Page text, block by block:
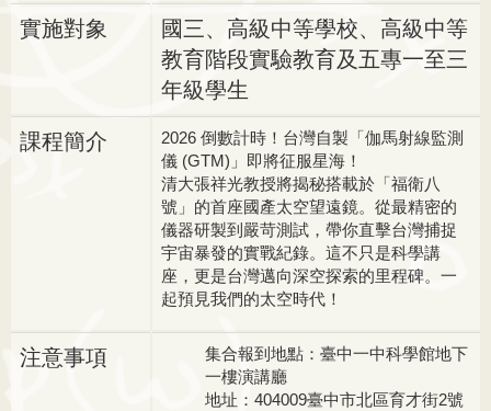
實施對象
國三、高級中等學校、高級中等
教育階段實驗教育及五專一至三
年級學生
課程簡介
2026 倒數計時！台灣自製「伽馬射線監測
儀 (GTM)」即將征服星海！
清大張祥光教授將揭秘搭載於「福衛八
號」的首座國產太空望遠鏡。從最精密的
儀器研製到嚴苛測試，帶你直擊台灣捕捉
宇宙暴發的實戰紀錄。這不只是科學講
座，更是台灣邁向深空探索的里程碑。一
起預見我們的太空時代！
注意事項
集合報到地點：臺中一中科學館地下
一樓演講廳
地址：404009臺中市北區育才街2號